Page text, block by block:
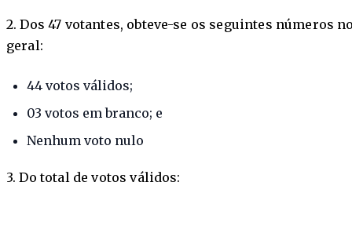
2. Dos 47 votantes, obteve-se os seguintes números
geral:
44 votos válidos;
03 votos em branco; e
Nenhum voto nulo
3. Do total de votos válidos: